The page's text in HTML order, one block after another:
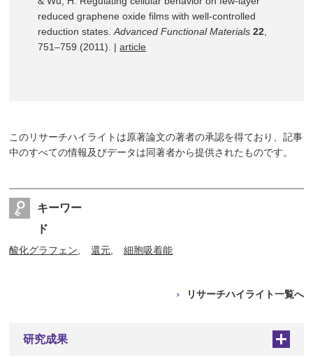
reduced graphene oxide films with well-controlled
reduction states.Advanced Functional Materials 22
751–759 (2011). |article
このリサーチハイライトは原著論文の著者の承認を得ており、記事
中のすべての情報及びデータは同著者から提供されたものです。
キーワー
ド
酸化グラフェン 還元 細胞吸着能
リサーチハイライト一覧へ
研究成果 +